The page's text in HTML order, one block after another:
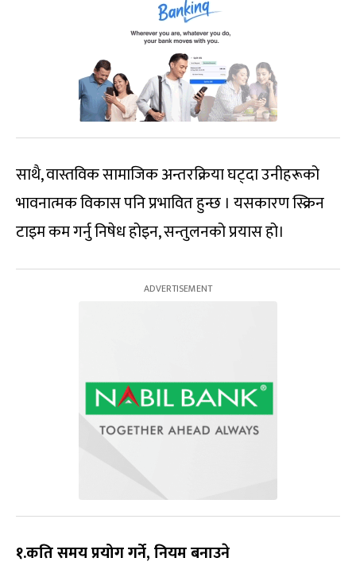
साथै, वास्तविक सामाजिक अन्तरक्रिया घट्दा उनीहरूको
भावनात्मक विकास पनि प्रभावित हुन्छ । यसकारण स्क्रिन
टाइम कम गर्नु निषेध होइन, सन्तुलनको प्रयास हो।
१.कति समय प्रयोग गर्ने, नियम बनाउने